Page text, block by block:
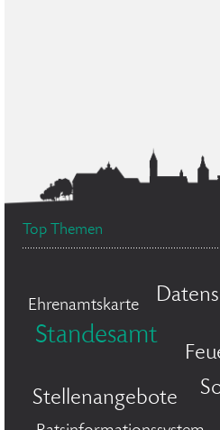
Top Themen
Ehrenamtskarte
Standesamt
Stellenangebote